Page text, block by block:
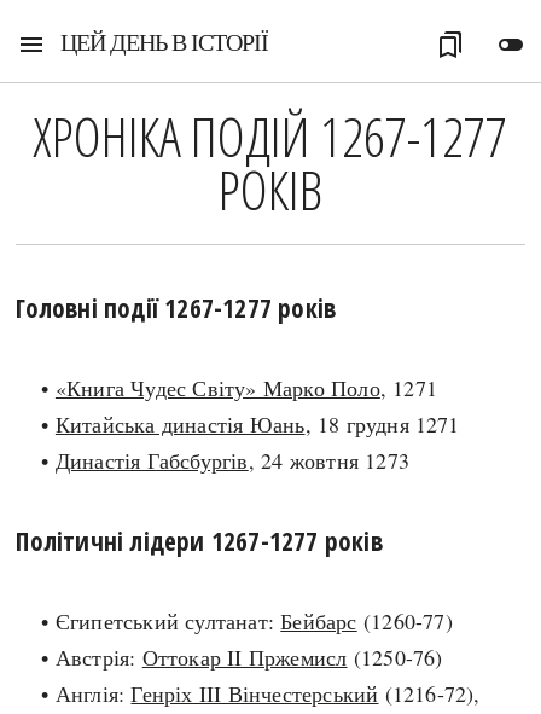
menu ЦЕЙ ДЕНЬ В ІСТОРІЇ toggle_off
bookmarks
ХРОНІКА ПОДІЙ 1267-1277
РОКІВ
Головні події 1267-1277 років
• «Книга Чудес Світу» Марко Поло, 1271
• Китайська династія Юань, 18 грудня 1271
• Династія Габсбургів, 24 жовтня 1273
Політичні лідери 1267-1277 років
• Єгипетський султанат:Бейбарс (1260-77)
• Австрія: Оттокар II Пржемисл (1250-76)
• Англія:Генріх III Вінчестерський (1216-72),